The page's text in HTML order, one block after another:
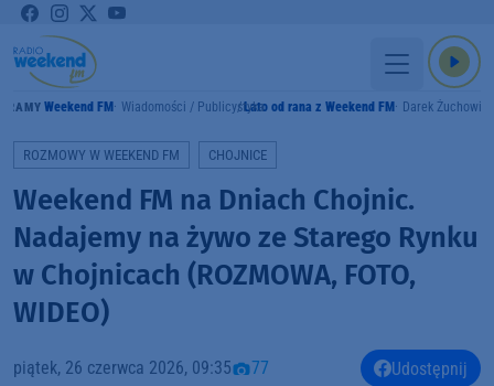
GRAMY Weekend FM Wiadomości / PublicystykaLato od rana z Weekend FM Darek Żuchowicz
ROZMOWY W WEEKEND FM CHOJNICE
Weekend FM na Dniach Chojnic.
Nadajemy na żywo ze Starego Rynku
w Chojnicach (ROZMOWA, FOTO,
WIDEO)
piątek, 26 czerwca 2026, 09:35 77 Udostępnij